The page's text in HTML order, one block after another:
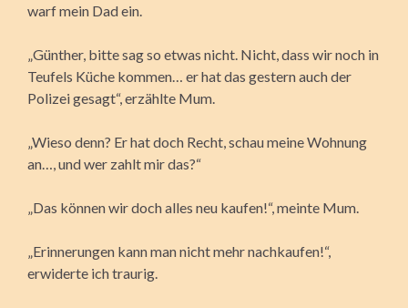
warf mein Dad ein.
„Günther, bitte sag so etwas nicht. Nicht, dass wir noch in
Teufels Küche kommen… er hat das gestern auch der
Polizei gesagt“, erzählte Mum.
„Wieso denn? Er hat doch Recht, schau meine Wohnung
an…, und wer zahlt mir das?“
„Das können wir doch alles neu kaufen!“, meinte Mum.
„Erinnerungen kann man nicht mehr nachkaufen!“,
erwiderte ich traurig.